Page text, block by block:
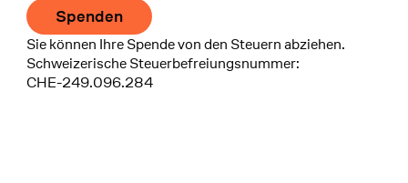
Spenden
Sie können Ihre Spende von den Steuern abziehen.
Schweizerische Steuerbefreiungsnummer:
CHE-249.096.284